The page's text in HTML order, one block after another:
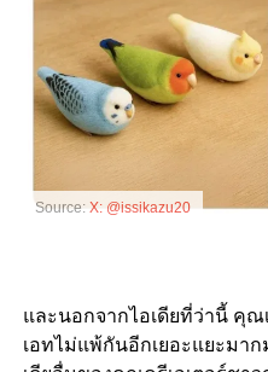
Source:X: @issikazu20
และนอกจากไอเดียที่ว่านี้ คุ
เอทไม่แพ้กันอีกเยอะแยะมา